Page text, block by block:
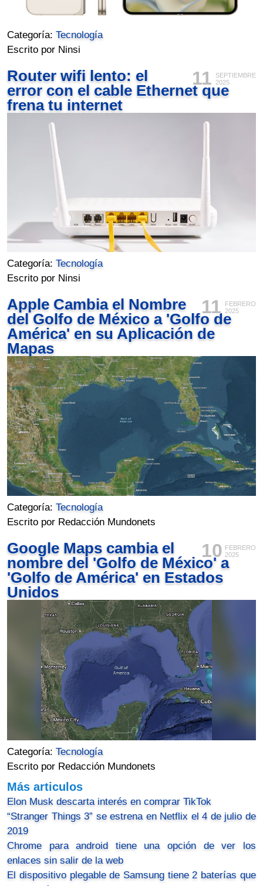
Categoría:Tecnología
Escrito por Ninsi
11
SEPTIEMBRE
2025
Router wifi lento: el
error con el cable Ethernet que
frena tu internet
Categoría:Tecnología
Escrito por Ninsi
11
FEBRERO
2025
Apple Cambia el Nombre
del Golfo de México a 'Golfo de
América' en su Aplicación de
Mapas
Categoría:Tecnología
Escrito por Redacción Mundonets
10 FEBRERO
2025
Google Maps cambia el
nombre del 'Golfo de México' a
'Golfo de América' en Estados
Unidos
Categoría:Tecnología
Escrito por Redacción Mundonets
Más articulos
Elon Musk descarta interés en comprar TikTok
“Stranger Things 3” se estrena en Netflix el 4 de julio de
2019
Chrome para android tiene una opción de ver los
enlaces sin salir de la web
El dispositivo plegable de Samsung tiene 2 baterías que